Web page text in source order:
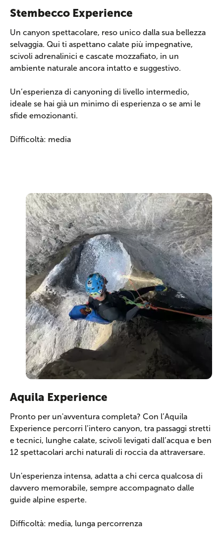
Stembecco Experience
Un canyon spettacolare, reso unico dalla sua bellezza
selvaggia. Qui ti aspettano calate più impegnative,
scivoli adrenalinici e cascate mozzafiato, in un
ambiente naturale ancora intatto e suggestivo.
Un’esperienza di canyoning di livello intermedio,
ideale se hai già un minimo di esperienza o se ami le
sfide emozionanti.
Difficoltà: media
Aquila Experience
Pronto per un'avventura completa? Con l’Aquila
Experience percorri l’intero canyon, tra passaggi stretti
e tecnici, lunghe calate, scivoli levigati dall’acqua e ben
12 spettacolari archi naturali di roccia da attraversare.
Un'esperienza intensa, adatta a chi cerca qualcosa di
davvero memorabile, sempre accompagnato dalle
guide alpine esperte.
Difficoltà: media, lunga percorrenza